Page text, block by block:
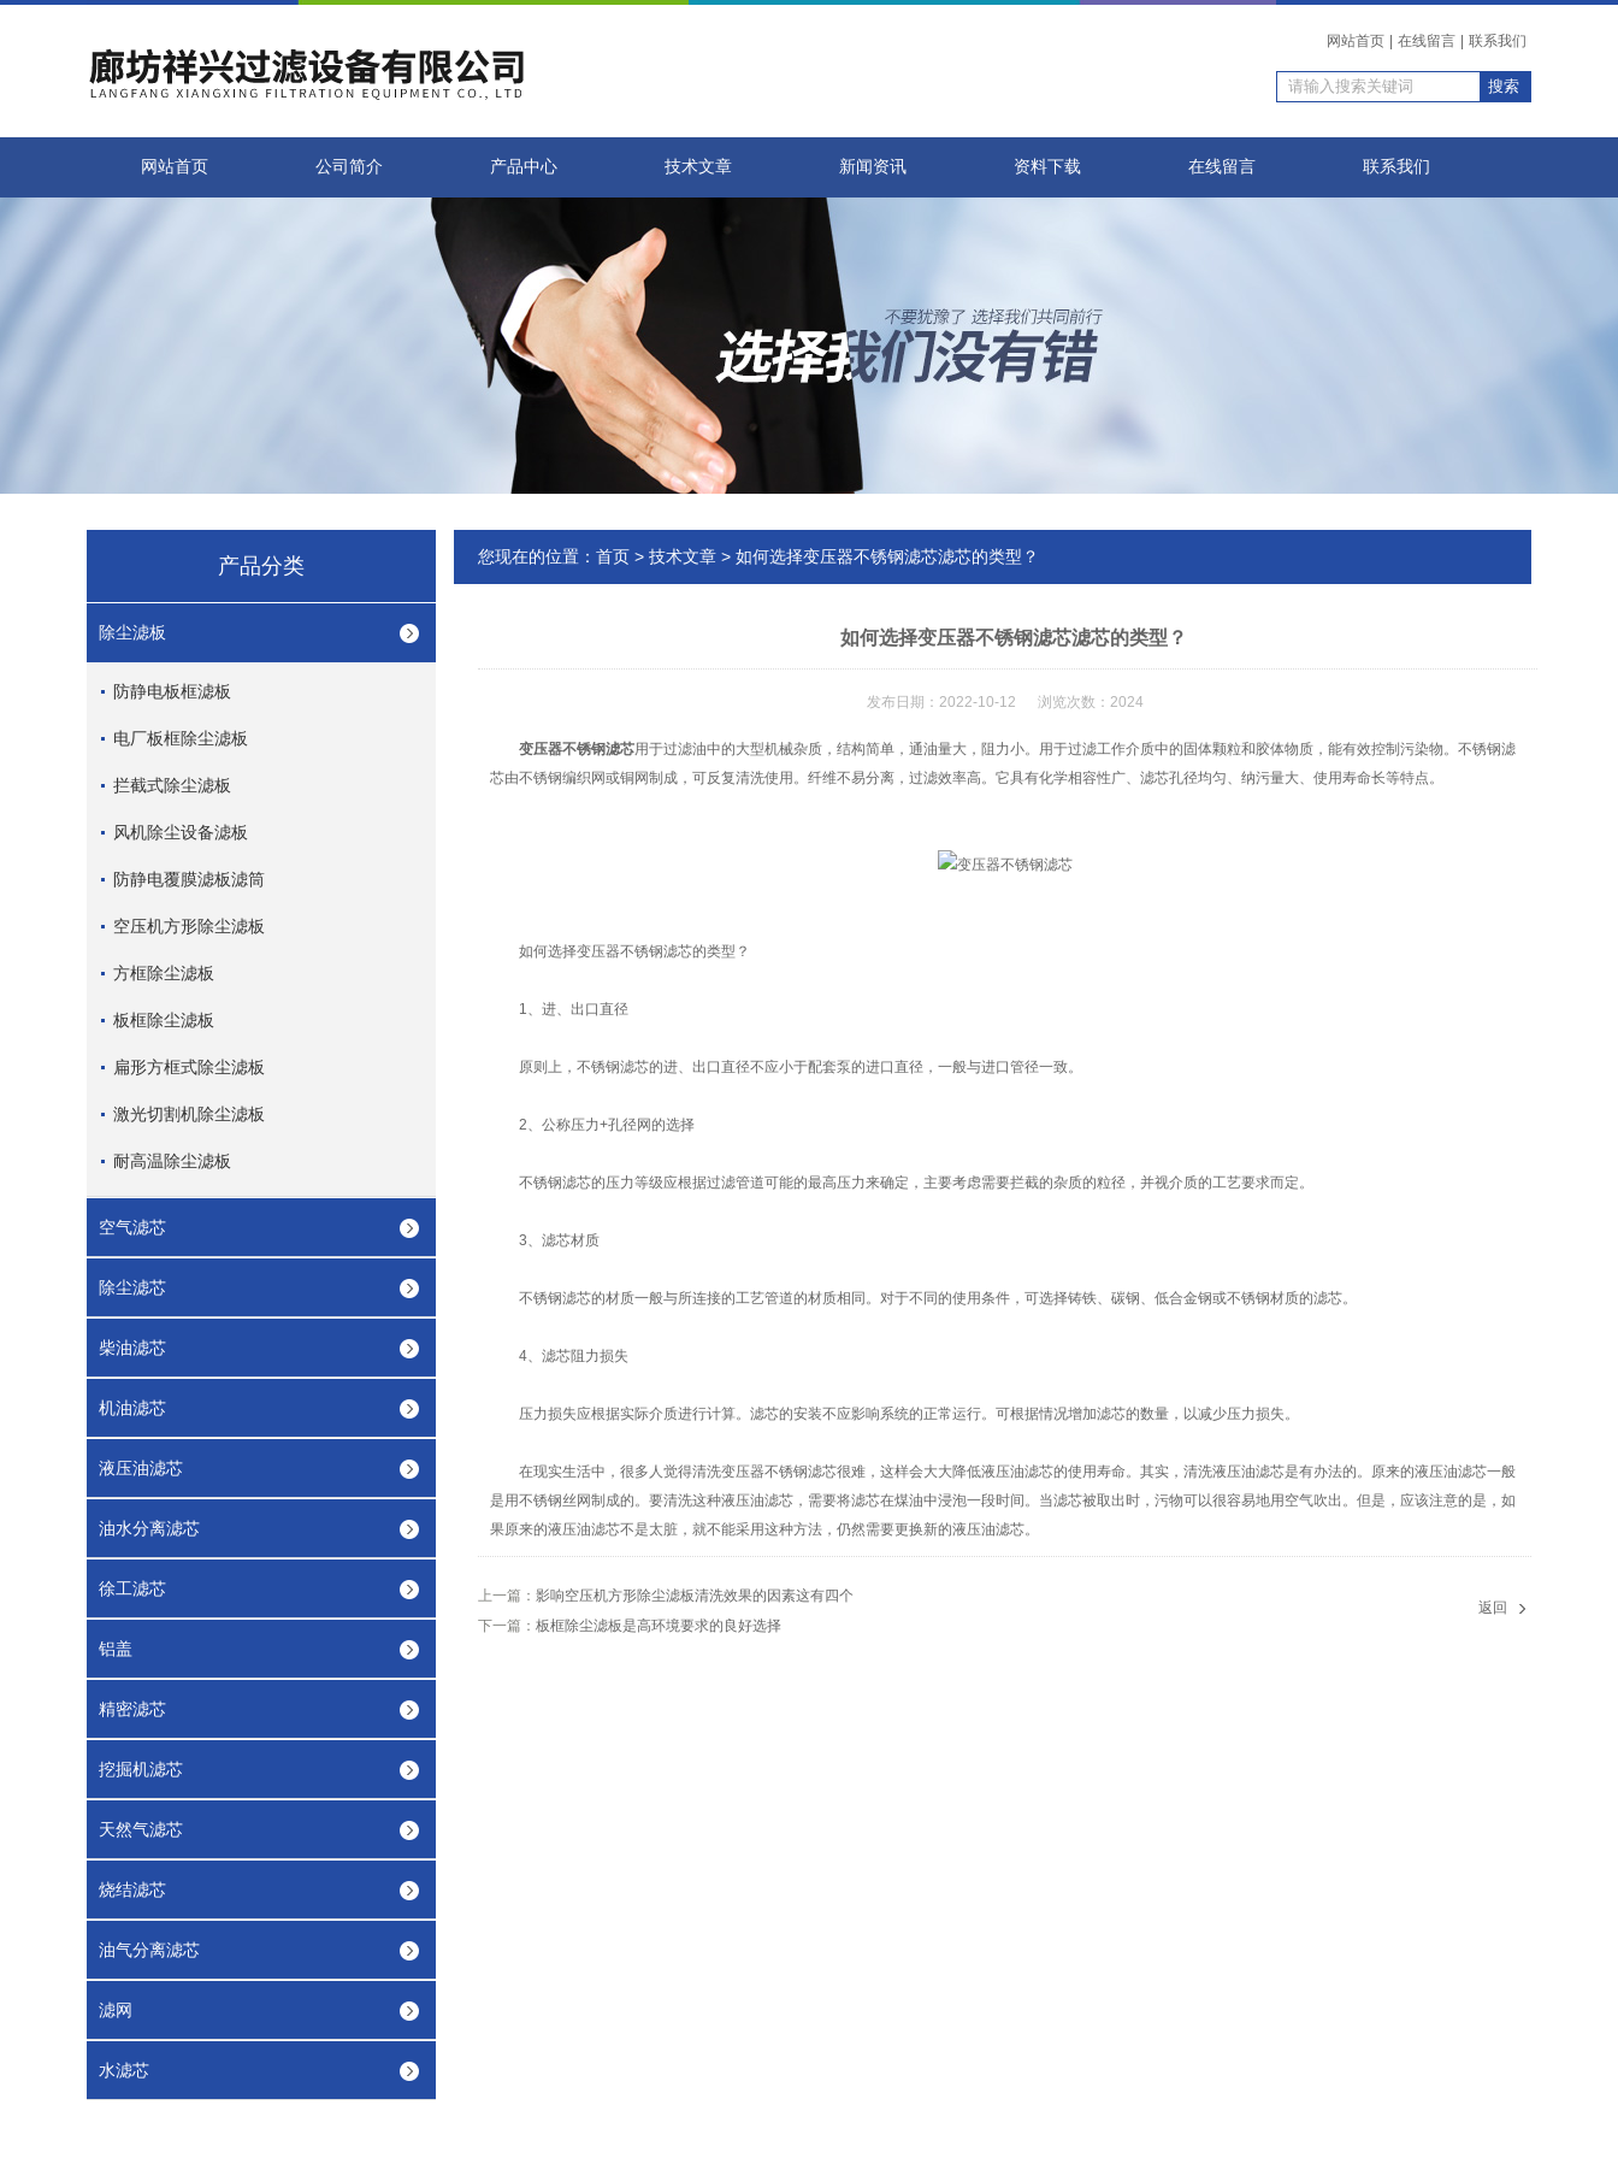
网站首页 在线留言 联系我们
网站首页 公司简介 产品中心 技术文章 新闻资讯 资料下载 在线留言 联系我们
产品分类
除尘滤板
防静电板框滤板
电厂板框除尘滤板
拦截式除尘滤板
风机除尘设备滤板
防静电覆膜滤板滤筒
空压机方形除尘滤板
方框除尘滤板
板框除尘滤板
扁形方框式除尘滤板
激光切割机除尘滤板
耐高温除尘滤板
空气滤芯
除尘滤芯
柴油滤芯
机油滤芯
液压油滤芯
油水分离滤芯
徐工滤芯
铝盖
精密滤芯
挖掘机滤芯
天然气滤芯
烧结滤芯
油气分离滤芯
滤网
水滤芯
您现在的位置： 首页 > 技术文章 > 如何选择变压器不锈钢滤芯滤芯的类型？
如何选择变压器不锈钢滤芯滤芯的类型？
发布日期：2022-10-12 浏览次数：2024
变压器不锈钢滤芯用于过滤油中的大型机械杂质，结构简单，通油量大，阻力小。用于过滤工作介质中的固体颗粒和胶体物质，能有效控制污染物。不锈钢滤
芯由不锈钢编织网或铜网制成，可反复清洗使用。纤维不易分离，过滤效率高。它具有化学相容性广、滤芯孔径均匀、纳污量大、使用寿命长等特点。
如何选择变压器不锈钢滤芯的类型？
1、进、出口直径
原则上，不锈钢滤芯的进、出口直径不应小于配套泵的进口直径，一般与进口管径一致。
2、公称压力+孔径网的选择
不锈钢滤芯的压力等级应根据过滤管道可能的最高压力来确定，主要考虑需要拦截的杂质的粒径，并视介质的工艺要求而定。
3、滤芯材质
不锈钢滤芯的材质一般与所连接的工艺管道的材质相同。对于不同的使用条件，可选择铸铁、碳钢、低合金钢或不锈钢材质的滤芯。
4、滤芯阻力损失
压力损失应根据实际介质进行计算。滤芯的安装不应影响系统的正常运行。可根据情况增加滤芯的数量，以减少压力损失。
在现实生活中，很多人觉得清洗变压器不锈钢滤芯很难，这样会大大降低液压油滤芯的使用寿命。其实，清洗液压油滤芯是有办法的。原来的液压油滤芯一般
是用不锈钢丝网制成的。要清洗这种液压油滤芯，需要将滤芯在煤油中浸泡一段时间。当滤芯被取出时，污物可以很容易地用空气吹出。但是，应该注意的是，如
果原来的液压油滤芯不是太脏，就不能采用这种方法，仍然需要更换新的液压油滤芯。
上一篇： 影响空压机方形除尘滤板清洗效果的因素这有四个
下一篇： 板框除尘滤板是高环境要求的良好选择
返回